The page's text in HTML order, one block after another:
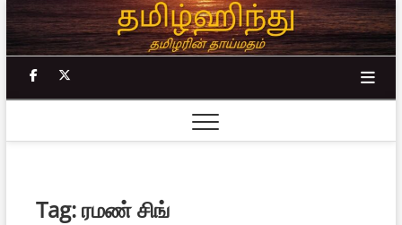
Skip
to
content
facebook
Tag:ரமண் சிங்